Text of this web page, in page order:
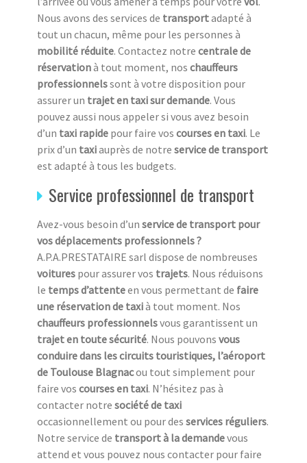
Nous avons des services de transportadapté à
tout un chacun, même pour les personnes à
mobilité réduite. Contactez notre centrale de
réservationà tout moment, nos chauffeurs
professionnelssont à votre disposition pour
assurer un trajet en taxisur demande. Vous
pouvez aussi nous appeler si vous avez besoin
d’un taxi rapide pour faire vos courses en taxi. Le
prix d’un taxiauprès de notre service de transport
est adapté à tous les budgets.
Service professionnel de transport
Avez-vous besoin d’un service de transport pour
vos déplacements professionnels ?
A.P.A.PRESTATAIRE sarl dispose de nombreuses
voitures pour assurer vos trajets. Nous réduisons
le temps d’attenteen vous permettant de faire
une réservation de taxià tout moment. Nos
chauffeurs professionnelsvous garantissent un
trajet en toute sécurité. Nous pouvons vous
conduire dans les circuits touristiques, l’aéroport
de Toulouse Blagnacou tout simplement pour
faire vos courses en taxi. N’hésitez pas à
contacter notre société de taxi
occasionnellement ou pour des services réguliers.
Notre service de transport à la demandevous
attend et vous pouvez nous contacter pour faire